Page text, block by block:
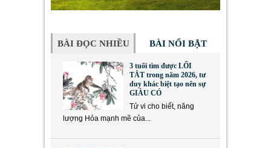
BÀI ĐỌC NHIỀU BÀI NỔI BẬT
3 tuổi tìm được LỐI
TẮT trong năm 2026, tư
duy khác biệt tạo nên sự
GIÀU CÓ
Tử vi cho biết, năng
lượng Hỏa mạnh mẽ của...